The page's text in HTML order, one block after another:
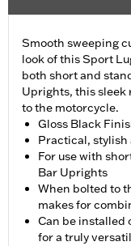
Smooth sweeping
look of this Sport
both short and
Uprights, this sleek
to the motorcycle.
Gloss Black
Practical,
For use with
Bar Uprights
When bolted to
makes for
Can be installed
for a truly